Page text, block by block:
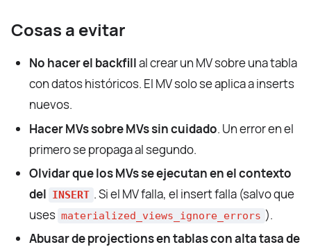
Cosas a evitar
No hacer el backfillal crear un MV sobre una tabla
con datos históricos. El MV solo se aplica a inserts
nuevos.
Hacer MVs sobre MVs sin cuidado. Un error en el
primero se propaga al segundo.
Olvidar que los MVs se ejecutan en el contexto
del INSERT . Si el MV falla, el insert falla (salvo que
uses materialized_views_ignore_errors ).
Abusar de projections en tablas con alta tasa de